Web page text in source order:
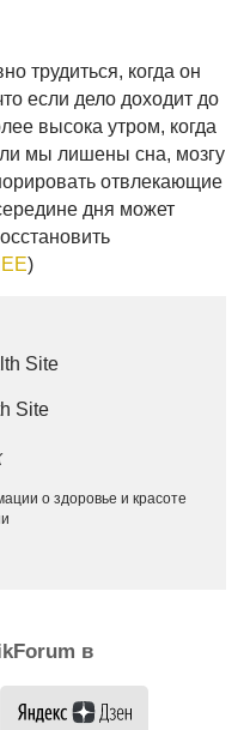
трудиться, когда он
если дело доходит до
высока утром, когда
мы лишены сна, мозгу
отвлекающие
дня может
)
Site
о здоровье и красоте
в